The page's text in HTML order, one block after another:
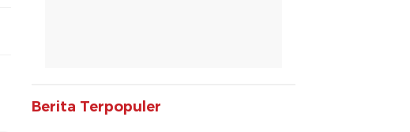
Berita Terpopuler